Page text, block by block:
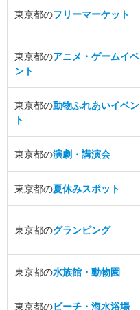
東京都のフリーマーケット
東京都のアニメ・ゲームイベ
ント
東京都の動物ふれあいイベン
ト
東京都の演劇・講演会
東京都の夏休みスポット
東京都のグランピング
東京都の水族館・動物園
東京都のビーチ・海水浴場